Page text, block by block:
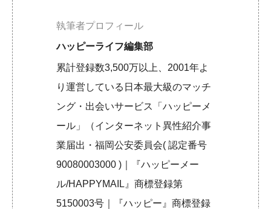
執筆者プロフィール
ハッピーライフ編集部
累計登録数3,500万以上、2001年よ
り運営している日本最大級のマッチ
ング・出会いサービス「ハッピーメ
ール」（インターネット異性紹介事
業届出・福岡公安委員会( 認定番号
90080003000 )｜『ハッピーメー
ル/HAPPYMAIL』商標登録第
5150003号｜『ハッピー』商標登録